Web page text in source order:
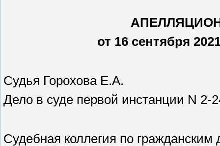
от 16 сентября
Судья Горохова Е.А.
Дело в суде первой инстанции N 2-
Судебная коллегия по гражданским